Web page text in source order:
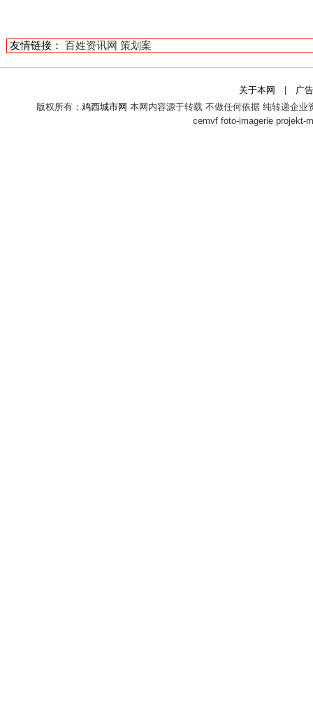
友情链接： 百姓资讯网 策划案
关于本网
广
版权所有： 鸡西城市网 本网内容源于转载 不做任何依据 纯转递企
cemvf foto-imagerie projekt-